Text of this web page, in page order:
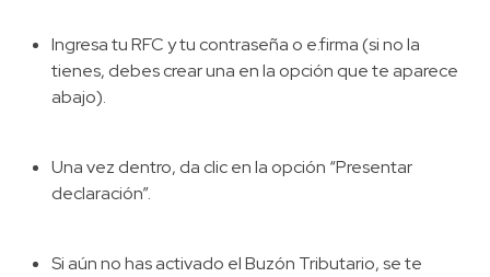
Ingresa tu RFC y tu contraseña o e.firma (si no la
tienes, debes crear una en la opción que te aparece
abajo).
Una vez dentro, da clic en la opción “Presentar
declaración”.
Si aún no has activado el Buzón Tributario, se te